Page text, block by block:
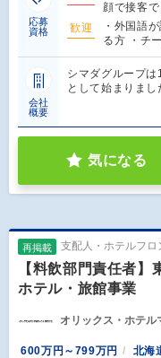
応募
資格
顔で接客
歓迎
・外国語
る方 ・チ
会社
概要
シマダグループは
として始まりまし
気になる
再掲載 支配人・ホテルフロ
【料飲部門責任者
ホテル・旅館事業
オリックス・ホテ
600万円～799万円
北海